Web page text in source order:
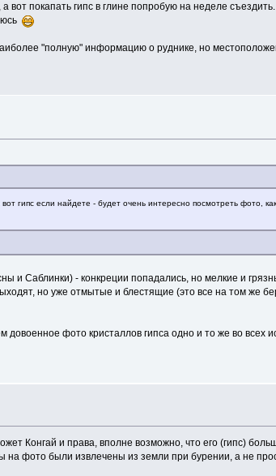
покапать гипс в глине попробую на неделе
"полную" информацию о руднике, но
гипс если найдете - будет очень интересно посмотреть фото,
и Саблинки) - конкреции попадались, но мелкие и
но уже отмытые и блестящие (это все на том же
довоенное фото кристаллов гипса одно и то же во всех
Конгай и права, вполне возможно, что его (гипс)
фото были извлечены из земли при бурении, а не